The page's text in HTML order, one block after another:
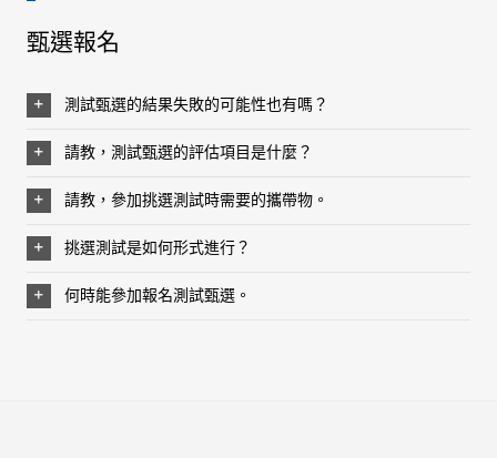
甄選報名
測試甄選的結果失敗的可能性也有嗎？
請教，測試甄選的評估項目是什麼？
請教，參加挑選測試時需要的攜帶物。
挑選測試是如何形式進行？
何時能參加報名測試甄選。